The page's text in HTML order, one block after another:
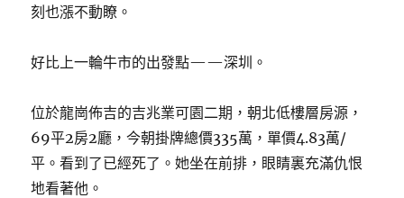
刻也漲不動瞭。
好比上一輪牛市的出發點——深圳。
位於龍崗佈吉的吉兆業可園二期，朝北低樓層房源，
69平2房2廳，今朝掛牌總價335萬，單價4.83萬/
平。看到了已經死了。她坐在前排，眼睛裏充滿仇恨
地看著他。